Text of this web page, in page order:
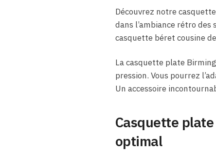
Découvrez notre
dans l’ambiance rétro
casquette béret cousine
La casquette plate
pression. Vous pourrez
Un accessoire
Casquette
optimal